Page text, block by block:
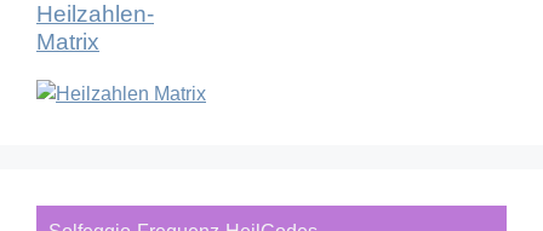
Heilzahlen-
Matrix